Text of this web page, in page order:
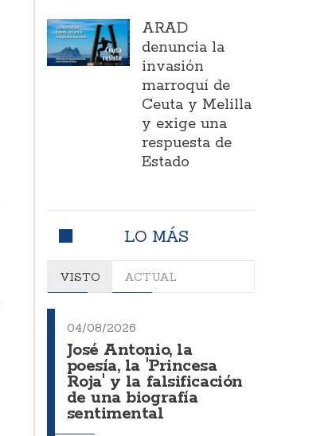
ARAD
denuncia la
invasión
marroquí de
Ceuta y Melilla
y exige una
respuesta de
Estado
LO MÁS
VISTO ACTUAL
04/08/2026
José Antonio, la
poesía, la 'Princesa
Roja' y la falsificación
de una biografía
sentimental